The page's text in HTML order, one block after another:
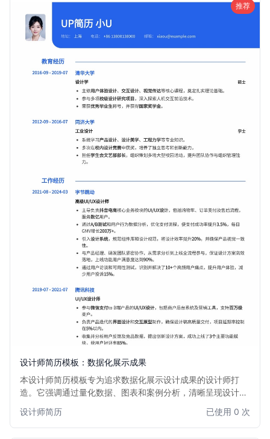
推荐
设计师简历模板：数据化展示成果
本设计师简历模板专为追求数据化展示设计成果的设计师打
造。它强调通过量化数据、图表和案例分析，清晰呈现设计项
果突出，帮助设计师在众多求职者中脱颖而出，直观展现其专
业能力和商业价值。适用于所有希望用数据说话的设计师，无
设计师简历 已使用 0 次